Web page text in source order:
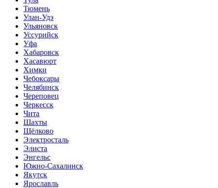
Тюмень
Улан-Удэ
Ульяновск
Уссурийск
Уфа
Хабаровск
Хасавюрт
Химки
Чебоксары
Челябинск
Череповец
Черкесск
Чита
Шахты
Щёлково
Электросталь
Элиста
Энгельс
Южно-Сахалинск
Якутск
Ярославль